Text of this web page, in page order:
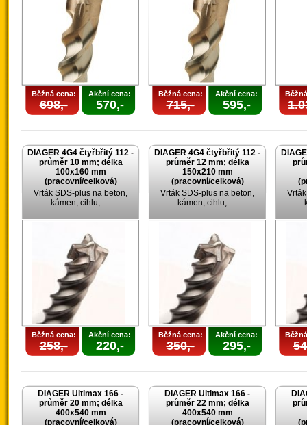
Běžná cena:
698,-
Akční cena:
570,-
Běžná cena:
715,-
Akční cena:
595,-
DIAGER 4G4 čtyřbřitý 112 -
průměr 10 mm; délka
100x160 mm
(pracovní/celková)
Vrták SDS-plus na beton,
kámen, cihlu, …
Běžná cena:
258,-
Akční cena:
220,-
DIAGER 4G4 čtyřbřitý 112 -
průměr 12 mm; délka
150x210 mm
(pracovní/celková)
Vrták SDS-plus na beton,
kámen, cihlu, …
Běžná cena:
350,-
Akční cena:
295,-
DIAGER Ultimax 166 -
průměr 20 mm; délka
400x540 mm
(pracovní/celková)
DIAGER Ultimax 166 -
průměr 22 mm; délka
400x540 mm
(pracovní/celková)